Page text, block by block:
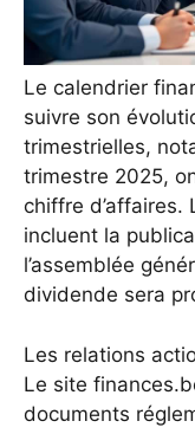
Le calendrier
suivre son
trimestrielles,
trimestre 2025,
chiffre d’affaires.
incluent la
l’assemblée
dividende sera
Les relations
Le site
documents